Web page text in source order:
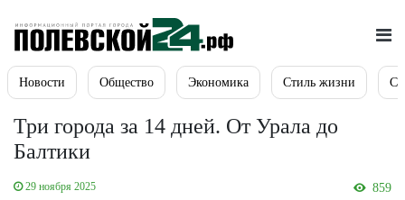
Новости Общество Экономика Стиль жизни
Три города за 14 дней. От Урала до
Балтики
29 ноября 2025 859